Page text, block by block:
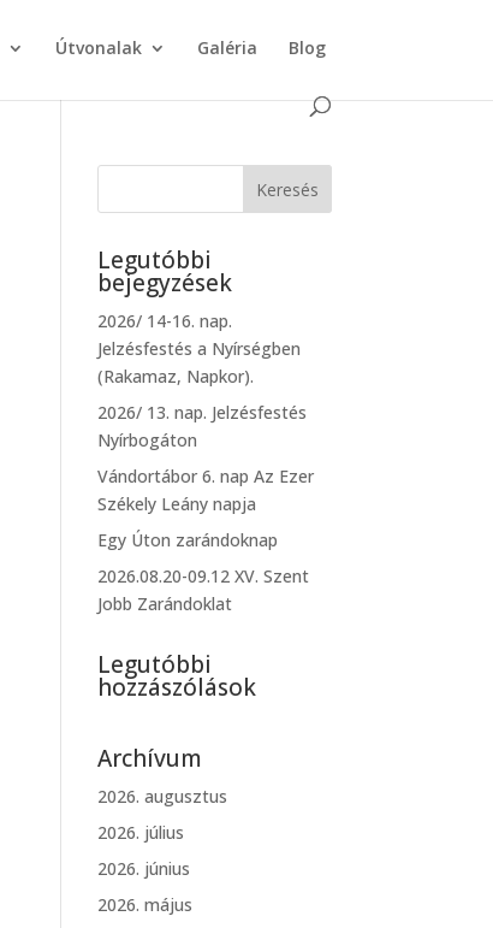
Útvonalak Galéria Blog
Legutóbbi
bejegyzések
2026/ 14-16. nap.
Jelzésfestés a Nyírségben
(Rakamaz, Napkor).
2026/ 13. nap. Jelzésfestés
Nyírbogáton
Vándortábor 6. nap Az Ezer
Székely Leány napja
Egy Úton zarándoknap
2026.08.20-09.12 XV. Szent
Jobb Zarándoklat
Legutóbbi
hozzászólások
Archívum
2026. augusztus
2026. július
2026. június
2026. május